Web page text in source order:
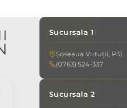
Sucursala 1
Șoseaua Virtuții, P31
(0763) 524-337
Sucursala 2